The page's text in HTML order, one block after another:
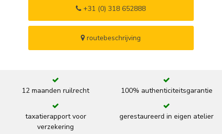
+31 (0) 318 652888
routebeschrijving
12 maanden ruilrecht 100% authenticiteitsgarantie
taxatierapport voor
verzekering
gerestaureerd in eigen atelier